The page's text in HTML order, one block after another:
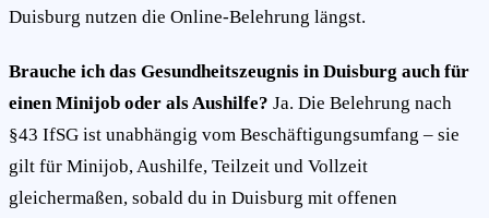
Duisburg nutzen die Online-Belehrung längst.
Brauche ich das Gesundheitszeugnis in Duisburg auch für
einen Minijob oder als Aushilfe? Ja. Die Belehrung nach
§43 IfSG ist unabhängig vom Beschäftigungsumfang – sie
gilt für Minijob, Aushilfe, Teilzeit und Vollzeit
gleichermaßen, sobald du in Duisburg mit offenen